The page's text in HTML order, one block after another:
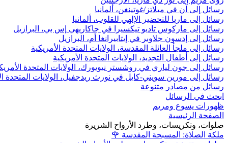
رسائل إلى آن في ميلاتز/غوتينغن، ألمانيا
رسائل إلى ماريا للتحضير الإلهي للقلوب، ألمانيا
رسائل إلى ماركوس تاديو تيكسيرا في جاكاريهي إس بي، البرازيل
رسائل إلى إدسون جلاوبر في إيتابيرانغا أم، البرازيل
رسائل إلى ملجأ العائلة المقدسة، الولايات المتحدة الأمريكية
رسائل إلى أطفال التجديد، الولايات المتحدة الأمريكية
رسائل إلى جون لياري في روشستر نيويورك، الولايات المتحدة
رسائل إلى مورين سويني-كايل في نورث ريدجفيل، الولايات المتحدة
رسائل من مصادر متنوعة
ابحث في الرسائل
ظهورات يسوع ومريم
الصفحة الرئيسية
صلوات، وتكريسات، وطرد الأرواح الشريرة
ملكة الصلاة: المسبحة المقدسة 🌹